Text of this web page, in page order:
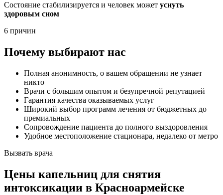
Состояние стабилизируется и человек может уснуть
здоровым сном
6 причин
Почему выбирают нас
Полная анонимность, о вашем обращении не узнает
никто
Врачи с большим опытом и безупречной репутацией
Гарантия качества оказываемых услуг
Широкий выбор программ лечения от бюджетных до
премиальных
Сопровождение пациента до полного выздоровления
Удобное местоположение стационара, недалеко от метро
Вызвать врача
Цены капельниц для снятия
интоксикации в Красноармейске